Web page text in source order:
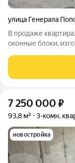
улица Генерала
В продаже
оконные блоки,
нотку
здания.
7 250 000 ₽
93,8 м² 3-комн.
новостройка